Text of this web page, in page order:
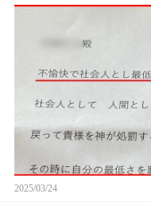
た…...
2025/03/24